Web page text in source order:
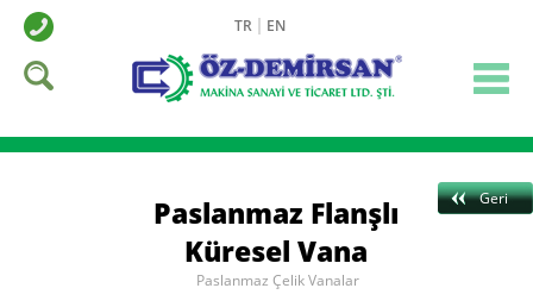
TR EN
Geri
Paslanmaz Flanşlı
Küresel Vana
Paslanmaz Çelik Vanalar